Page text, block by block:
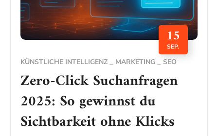
15
SEP.
KÜNSTLICHE INTELLIGENZ MARKETING SEO
Zero-Click Suchanfragen
2025: So gewinnst du
Sichtbarkeit ohne Klicks